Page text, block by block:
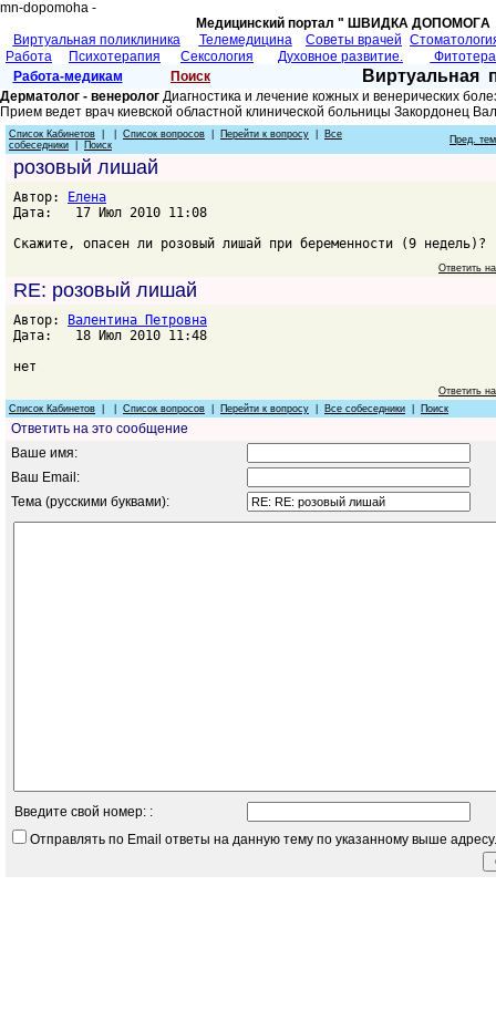
mn-dopomoha -
Медицинский портал " ШВИДКА
Виртуальная поликлиника
Телемедицина Советы врачей
Работа
Психотерапия Сексология Духовное развитие.
Работа-медикам
Поиск Виртуальная
Дерматолог - венеролог Диагностика и лечение кожных и венерических
Прием ведет врач киевской областной клинической больницы Закордонец
Список Кабинетов Список вопросов Перейти к вопросу
Все
собеседники
Поиск Пред.
розовый лишай
Автор:
Елена
Дата: 17 Июл 2010 11:08
Скажите, опасен ли розовый лишай при беременности (9 недель)?
Ответить
RE: розовый лишай
Автор:
Валентина Петровна
Дата: 18 Июл 2010 11:48
нет
Ответить
Список Кабинетов
Список вопросов Перейти к вопросу Все собеседники Поиск
Ответить на это сообщение
Ваше имя:
Ваш Email:
Тема (русскими буквами):
Введите свой номер: :
Отправлять по Email ответы на данную тему по указанному выше адресу.